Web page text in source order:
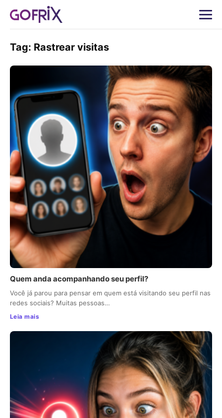
Tag: Rastrear visitas
Quem anda acompanhando seu perfil?
Você já parou para pensar em quem está visitando seu perfil nas
redes sociais? Muitas pessoas…
Leia mais